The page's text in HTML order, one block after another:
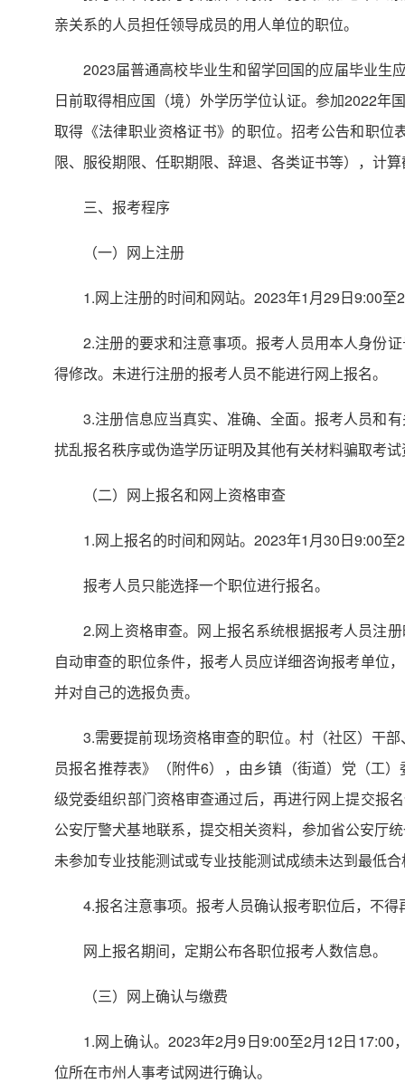
亲关系的人员担任领导成员的用人单位的职位。
2023届普通高校毕业生和留学回国的应届毕业生
日前取得相应国（境）外学历学位认证。参加2022年
取得《法律职业资格证书》的职位。招考公告和职
限、服役期限、任职期限、辞退、各类证书等），计
三、报考程序
（一）网上注册
1.网上注册的时间和网站。2023年1月29日9:00
2.注册的要求和注意事项。报考人员用本人身份
得修改。未进行注册的报考人员不能进行网上报名。
3.注册信息应当真实、准确、全面。报考人员和
扰乱报名秩序或伪造学历证明及其他有关材料骗取考
（二）网上报名和网上资格审查
1.网上报名的时间和网站。2023年1月30日9:00
报考人员只能选择一个职位进行报名。
2.网上资格审查。网上报名系统根据报考人员注
自动审查的职位条件，报考人员应详细咨询报考单位
并对自己的选报负责。
3.需要提前现场资格审查的职位。村（社区）干
员报名推荐表》（附件6），由乡镇（街道）党（工
级党委组织部门资格审查通过后，再进行网上提交报
公安厅警犬基地联系，提交相关资料，参加省公安厅
未参加专业技能测试或专业技能测试成绩未达到最低
4.报名注意事项。报考人员确认报考职位后，不得
网上报名期间，定期公布各职位报考人数信息。
（三）网上确认与缴费
1.网上确认。2023年2月9日9:00至2月12日17:00
位所在市州人事考试网进行确认。